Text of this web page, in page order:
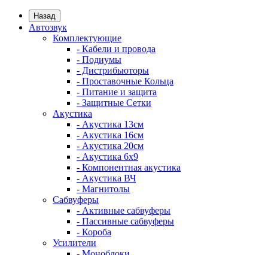
Назад
Автозвук
Комплектующие
- Кабели и провода
- Подиумы
- Дистрибьюторы
- Проставочные Кольца
- Питание и защита
- Защитные Сетки
Акустика
- Акустика 13см
- Акустика 16см
- Акустика 20см
- Акустика 6x9
- Компонентная акустика
- Акустика ВЧ
- Магнитолы
Сабвуферы
- Активные сабвуферы
- Пассивные сабвуферы
- Короба
Усилители